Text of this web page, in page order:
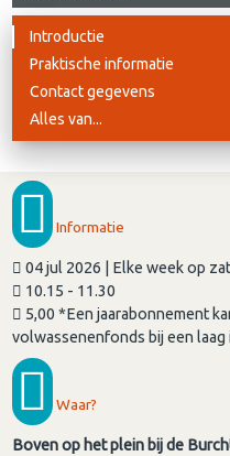
Introductie
Praktische informatie
Contact gegevens
Alles van...
Informatie
04 jul 2026 | Elke week op
10.15 - 11.30
5,00 *Een jaarabonnement
volwassenenfonds bij een laag
Waar?
Boven op het plein bij de